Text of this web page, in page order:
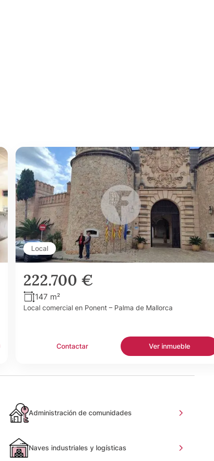
Local
222.700 €
147 m²
Local comercial en Ponent – Palma de Mallorca
Contactar Ver inmueble
Administración de comunidades
Naves industriales y logísticas